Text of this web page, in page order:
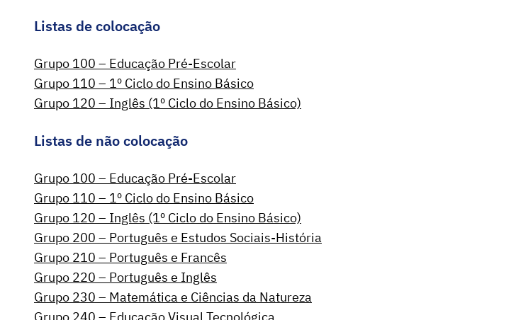
Listas de colocação
Grupo 100 – Educação Pré-Escolar
Grupo 110 – 1º Ciclo do Ensino Básico
Grupo 120 – Inglês (1º Ciclo do Ensino Básico)
Listas de não colocação
Grupo 100 – Educação Pré-Escolar
Grupo 110 – 1º Ciclo do Ensino Básico
Grupo 120 – Inglês (1º Ciclo do Ensino Básico)
Grupo 200 – Português e Estudos Sociais-História
Grupo 210 – Português e Francês
Grupo 220 – Português e Inglês
Grupo 230 – Matemática e Ciências da Natureza
Grupo 240 – Educação Visual Tecnológica